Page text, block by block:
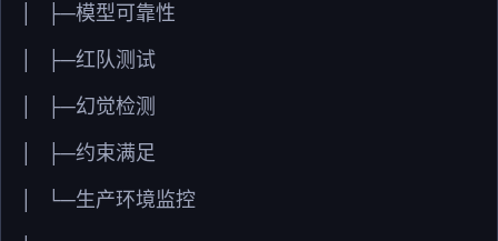
├─模型可靠性
├─红队测试
├─幻觉检测
├─约束满足
└─生产环境监控